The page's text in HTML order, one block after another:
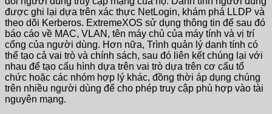
được ghi lại dựa trên xác thực NetLogin, khám phá LLDP và
theo dõi Kerberos. ExtremeXOS sử dụng thông tin để sau đó
báo cáo về MAC, VLAN, tên máy chủ của máy tính và vị trí
cổng của người dùng. Hơn nữa, Trình quản lý danh tính có
thể tạo cả vai trò và chính sách, sau đó liên kết chúng lại với
nhau để tạo cấu hình dựa trên vai trò dựa trên cơ cấu tổ
chức hoặc các nhóm hợp lý khác, đồng thời áp dụng chúng
trên nhiều người dùng để cho phép truy cập phù hợp vào tài
nguyên mạng.